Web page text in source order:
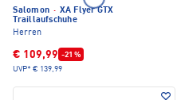
Salomon · XA Flyer GTX
Traillaufschuhe
Herren
€ 109,99 -21 %
UVP* € 139,99